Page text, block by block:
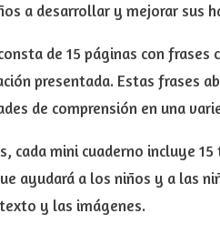
a desarrollar y mejorar sus
de 15 páginas con
presentada. Estas frases
de comprensión en una
cada mini cuaderno incluye
ayudará a los niños y a las
y las imágenes.